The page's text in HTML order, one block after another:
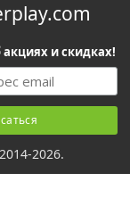
и скидках!
2026.